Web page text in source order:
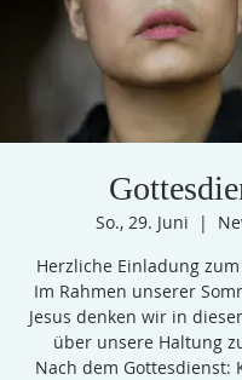
So., 29. Juni
  |
Herzliche Einladung
Im Rahmen unserer
Jesus denken wir in
über unsere Haltung
Nach dem Gottesdienst: